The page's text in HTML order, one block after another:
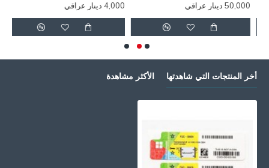
50,000 دينار عراقي
4,000 دينار عراقي
أخر المنتجات التي شاهدتها الأكثر مشاهدة